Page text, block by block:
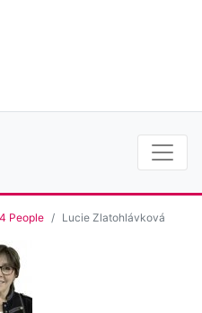
People Lucie Zlatohlávková